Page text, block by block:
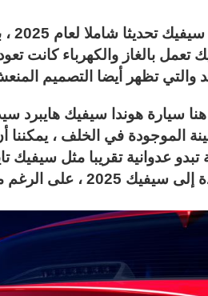
تعمل بالغاز والكهرباء كانت
والتي تظهر أيضا التصميم المنعش
الموجودة في الخلف ،
عدوانية تقريبا مثل سيفيك
من أنها لم تفصل التحديثات بعد.